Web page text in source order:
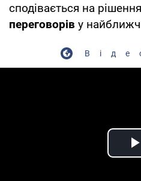
сподівається на
переговорів у